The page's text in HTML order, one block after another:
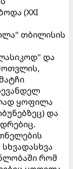
(XXI
თბილისის
და
ყოფილა
და
რომ